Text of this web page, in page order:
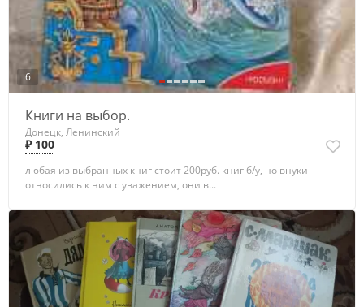
6
Книги на выбор.
Донецк, Ленинский
₽ 100
любая из выбранных книг стоит 200руб. книг б/у, но внуки
относились к ним с уважением, они в...